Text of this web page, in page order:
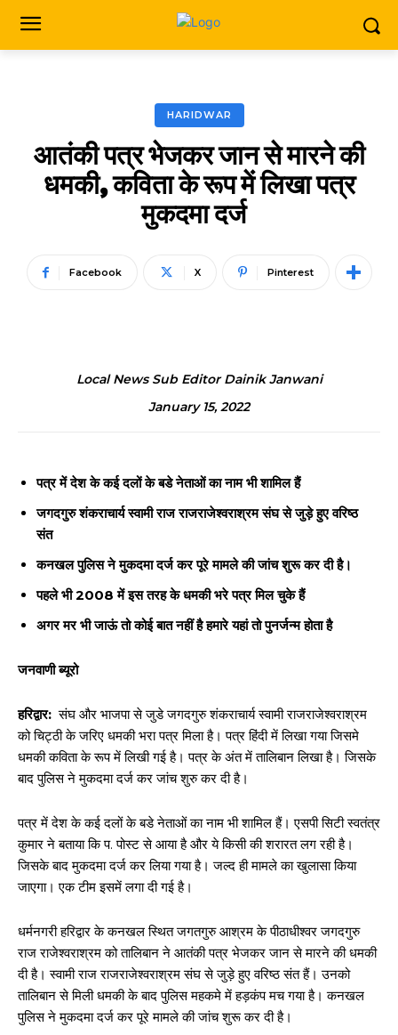
HARIDWAR
आतंकी पत्र भेजकर जान से मारने की
धमकी, कविता के रूप में लिखा पत्र
मुकदमा दर्ज
Facebook X Pinterest
Local News Sub Editor Dainik Janwani
January 15, 2022
पत्र में देश के कई दलों के बडे नेताओं का नाम भी शामिल हैं
जगदगुरु शंकराचार्य स्वामी राज राजराजेश्वराश्रम संघ से जुड़े हुए वरिष्ठ
संत
कनखल पुलिस ने मुकदमा दर्ज कर पूरे मामले की जांच शुरू कर दी है।
पहले भी 2008 में इस तरह के धमकी भरे पत्र मिल चुके हैं
अगर मर भी जाऊं तो कोई बात नहीं है हमारे यहां तो पुनर्जन्म होता है
जनवाणी ब्यूरो
हरिद्वार: संघ और भाजपा से जुडे जगदगुरु शंकराचार्य स्वामी राजराजेश्वराश्रम
को चिट्ठी के जरिए धमकी भरा पत्र मिला है। पत्र हिंदी में लिखा गया जिसमे
धमकी कविता के रूप में लिखी गई है। पत्र के अंत में तालिबान लिखा है। जिसके
बाद पुलिस ने मुकदमा दर्ज कर जांच शुरु कर दी है।
पत्र में देश के कई दलों के बडे नेताओं का नाम भी शामिल हैं। एसपी सिटी स्वतंत्र
कुमार ने बताया कि प. पोस्ट से आया है और ये किसी की शरारत लग रही है।
जिसके बाद मुकदमा दर्ज कर लिया गया है। जल्द ही मामले का खुलासा किया
जाएगा। एक टीम इसमें लगा दी गई है।
धर्मनगरी हरिद्वार के कनखल स्थित जगतगुरु आश्रम के पीठाधीश्वर जगदगुरु
राज राजेश्वराश्रम को तालिबान ने आतंकी पत्र भेजकर जान से मारने की धमकी
दी है। स्वामी राज राजराजेश्वराश्रम संघ से जुड़े हुए वरिष्ठ संत हैं। उनको
तालिबान से मिली धमकी के बाद पुलिस महकमे में हड़कंप मच गया है। कनखल
पुलिस ने मुकदमा दर्ज कर पूरे मामले की जांच शुरू कर दी है।